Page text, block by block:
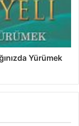
Yürümek